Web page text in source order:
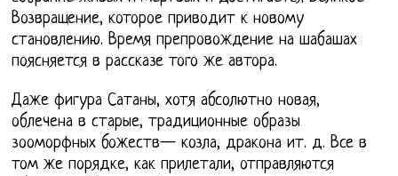
Возвращение, которое приводит к новому
становлению. Время препровождение на шабашах
поясняется в рассказе того же автора.
Даже фигура Сатаны, хотя абсолютно новая,
облечена в старые, традиционные образы
зооморфных божеств— козла, дракона ит. д. Все в
том же порядке, как прилетали, отправляются